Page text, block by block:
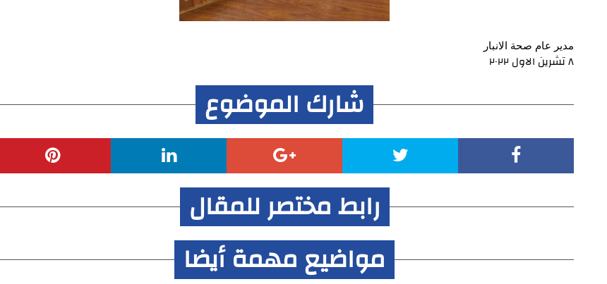
مدير عام صحة الانبار
٨ تشرين الاول ٢٠٢٢
شارك الموضوع
رابط مختصر للمقال
مواضيع مهمة أيضا